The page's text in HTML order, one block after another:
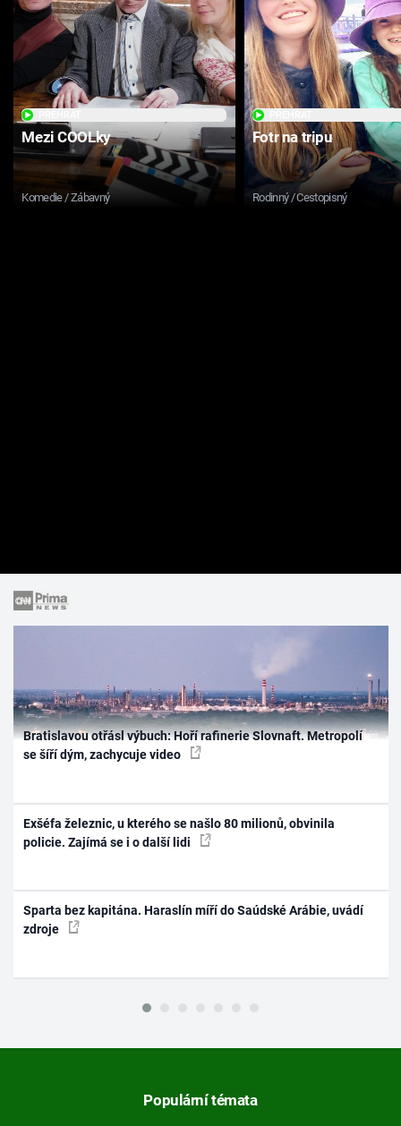
Mezi COOLky
Komedie / Zábavný
Fotr na tripu
Rodinný / Cestopisný
Bratislavou otřásl výbuch: Hoří rafinerie Slovnaft. Metropolí
se šíří dým, zachycuje video
Exšéfa železnic, u kterého se našlo 80 milionů, obvinila
policie. Zajímá se i o další lidi
Sparta bez kapitána. Haraslín míří do Saúdské Arábie, uvádí
zdroje
Populární témata